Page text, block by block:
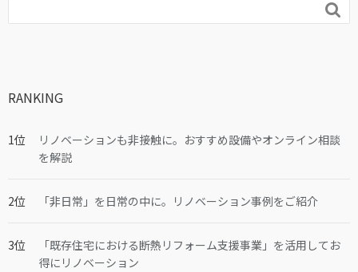

RANKING
リノベーションも非接触に。おすすめ設備やオンライン相談
を解説
「非日常」を日常の中に。リノベーション事例をご紹介
「既存住宅における断熱リフォーム支援事業」を活用してお
得にリノベーション